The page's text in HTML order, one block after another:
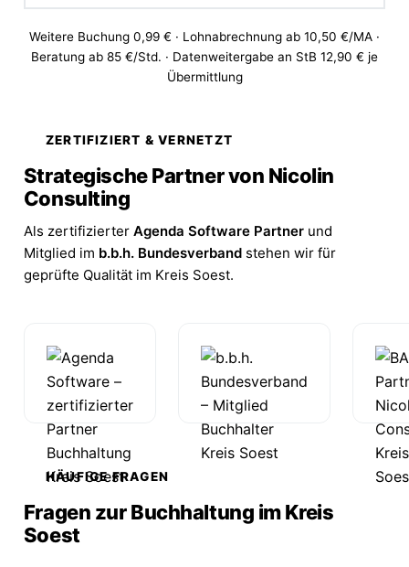
Weitere Buchung 0,99 € · Lohnabrechnung ab 10,50 €/MA ·
Beratung ab 85 €/Std. · Datenweitergabe an StB 12,90 € je
Übermittlung
ZERTIFIZIERT & VERNETZT
Strategische Partner von Nicolin
Consulting
Als zertifizierter Agenda Software Partnerund
Mitglied im b.b.h. Bundesverbandstehen wir für
geprüfte Qualität im Kreis Soest.
HÄUFIGE FRAGEN
Fragen zur Buchhaltung im Kreis
Soest